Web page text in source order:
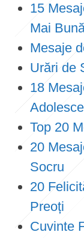
15
Mai
Mesaje
Urări de
18
Top 20
20
Socru
20
Preoți
Cuvinte